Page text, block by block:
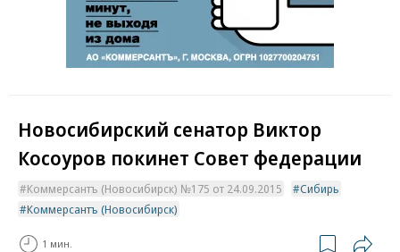
Новосибирский сенатор Виктор
Косоуров покинет Совет федерации
Коммерсантъ (Новосибирск) №175 от 24.09.2015
Сибирь
Коммерсантъ (Новосибирск)
1 мин.